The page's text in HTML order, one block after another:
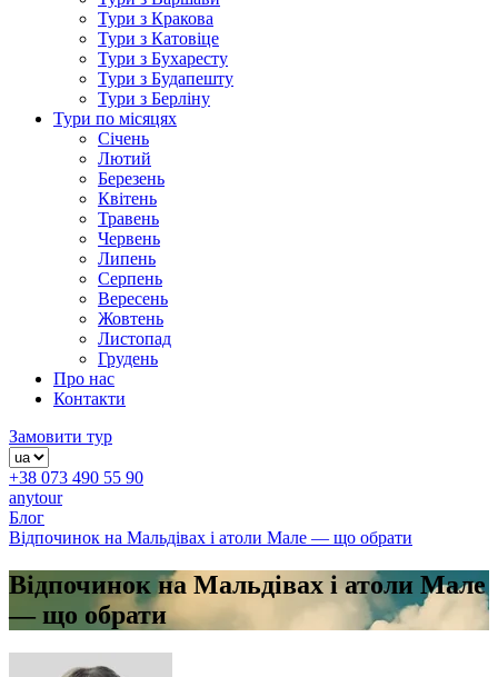
Тури з Кракова
Тури з Катовіце
Тури з Бухаресту
Тури з Будапешту
Тури з Берліну
Тури по місяцях
Січень
Лютий
Березень
Квітень
Травень
Червень
Липень
Серпень
Вересень
Жовтень
Листопад
Грудень
Про нас
Контакти
Замовити тур
+38 073 490 55 90
anytour
Блог
Відпочинок на Мальдівах і атоли Мале — що обрати
Відпочинок на Мальдівах і атоли Мале
— що обрати